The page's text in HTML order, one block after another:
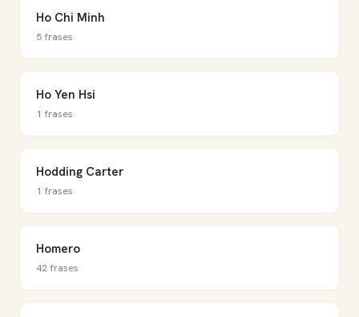
Ho Chi Minh
5 frases
Ho Yen Hsi
1 frases
Hodding Carter
1 frases
Homero
42 frases